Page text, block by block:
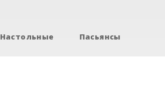
Настольные Пасьянсы